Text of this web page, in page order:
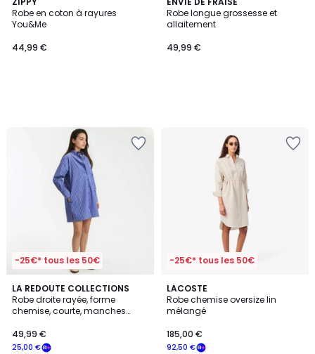
Robe en coton à rayures
You&Me
44,99 €
Robe longue grossesse et
allaitement
49,99 €
-25€* tous les 50€
LA REDOUTE COLLECTIONS
Robe droite rayée, forme
chemise, courte, manches
25,00 €
49,99 €
-25€* tous les 50€
LACOSTE
Robe chemise oversize lin
mélangé
92,50 €
185,00 €